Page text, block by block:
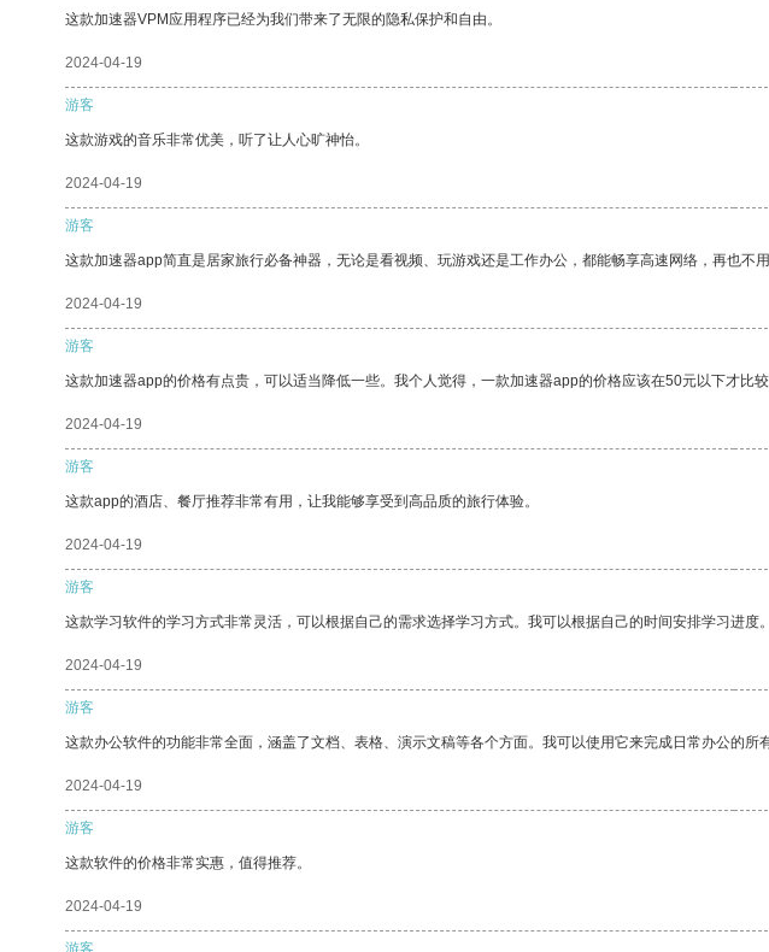
这款加速器VPM应用程序已经为我们带来了无限的隐私保护和自由。
2024-04-19
游客
这款游戏的音乐非常优美，听了让人心旷神怡。
2024-04-19
游客
这款加速器app简直是居家旅行必备神器，无论是看视频、玩游戏还是工作办公，都能畅享高速网络，再也
2024-04-19
游客
这款加速器app的价格有点贵，可以适当降低一些。我个人觉得，一款加速器app的价格应该在50元以下才比较
2024-04-19
游客
这款app的酒店、餐厅推荐非常有用，让我能够享受到高品质的旅行体验。
2024-04-19
游客
这款学习软件的学习方式非常灵活，可以根据自己的需求选择学习方式。我可以根据自己的时间安排学习进度。
2024-04-19
游客
这款办公软件的功能非常全面，涵盖了文档、表格、演示文稿等各个方面。我可以使用它来完成日常办公的所
2024-04-19
游客
这款软件的价格非常实惠，值得推荐。
2024-04-19
游客